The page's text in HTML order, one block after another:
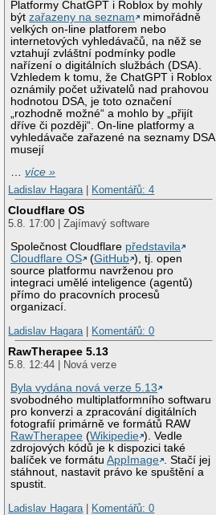
Platformy ChatGPT i Roblox by mohly
býtzařazeny na seznam
mimořádně
velkých on-line platforem nebo
internetových vyhledávačů, na něž se
vztahují zvláštní podmínky podle
nařízení o digitálních službách (DSA).
Vzhledem k tomu, že ChatGPT i Roblox
oznámily počet uživatelů nad prahovou
hodnotou DSA, je toto označení
„rozhodně možné“ a mohlo by „přijít
dříve či později“. On-line platformy a
vyhledávače zařazené na seznamy DSA
musejí
…více »
Ladislav Hagara
Komentářů: 4
Cloudflare OS
5.8. 17:00 | Zajímavý software
Společnost Cloudflare představila
Cloudflare OS
(GitHub ), tj. open
source platformu navrženou pro
integraci umělé inteligence (agentů)
přímo do pracovních procesů
organizací.
Ladislav Hagara
Komentářů: 0
RawTherapee 5.13
5.8. 12:44 | Nová verze
Byla vydána nová verze 5.13
svobodného multiplatformního softwaru
pro konverzi a zpracování digitálních
fotografií primárně ve formátů RAW
RawTherapee (Wikipedie ). Vedle
zdrojových kódů je k dispozici také
balíček ve formátuAppImage . Stačí jej
stáhnout, nastavit právo ke spuštění a
spustit.
Ladislav Hagara
Komentářů: 0